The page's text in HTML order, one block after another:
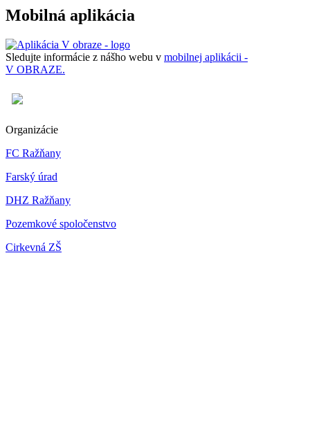
Mobilná aplikácia
Sledujte informácie z nášho webu v mobilnej aplikácii -
V OBRAZE.
Organizácie
FC Ražňany
Farský úrad
DHZ Ražňany
Pozemkové spoločenstvo
Cirkevná ZŠ